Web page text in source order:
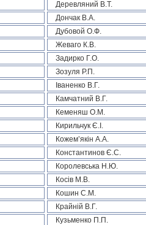
Деревляний В.Т.
Дончак В.А.
Дубовой О.Ф.
Жеваго К.В.
Задирко Г.О.
Зозуля Р.П.
Іваненко В.Г.
Камчатний В.Г.
Кеменяш О.М.
Кирильчук Є.І.
Кожем’якін А.А.
Константинов Є.С.
Королевська Н.Ю.
Косів М.В.
Кошин С.М.
Крайній В.Г.
Кузьменко П.П.